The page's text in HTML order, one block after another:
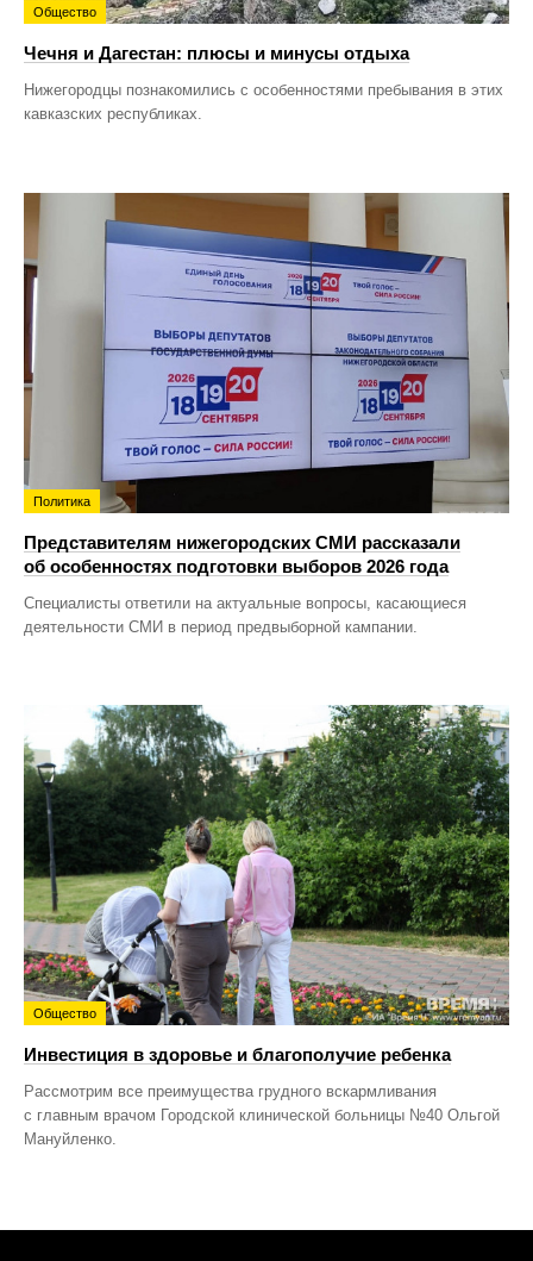
Общество
Чечня и Дагестан: плюсы и минусы отдыха
Нижегородцы познакомились с особенностями пребывания в этих
кавказских республиках.
Политика
Представителям нижегородских СМИ рассказали
об особенностях подготовки выборов 2026 года
Специалисты ответили на актуальные вопросы, касающиеся
деятельности СМИ в период предвыборной кампании.
Общество
Инвестиция в здоровье и благополучие ребенка
Рассмотрим все преимущества грудного вскармливания
с главным врачом Городской клинической больницы №40 Ольгой
Мануйленко.